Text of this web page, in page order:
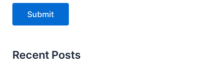
Submit
Recent Posts